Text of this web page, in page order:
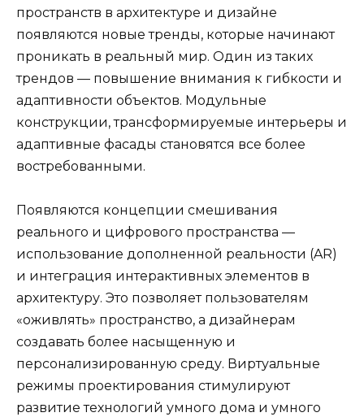
пространств в архитектуре и дизайне
появляются новые тренды, которые начинают
проникать в реальный мир. Один из таких
трендов — повышение внимания к гибкости и
адаптивности объектов. Модульные
конструкции, трансформируемые интерьеры и
адаптивные фасады становятся все более
востребованными.
Появляются концепции смешивания
реального и цифрового пространства —
использование дополненной реальности (AR)
и интеграция интерактивных элементов в
архитектуру. Это позволяет пользователям
«оживлять» пространство, а дизайнерам
создавать более насыщенную и
персонализированную среду. Виртуальные
режимы проектирования стимулируют
развитие технологий умного дома и умного